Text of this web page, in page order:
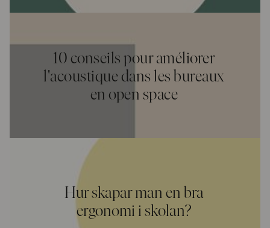
10 conseils pour améliorer
l'acoustique dans les bureaux
en open space
Hur skapar man en bra
ergonomi i skolan?